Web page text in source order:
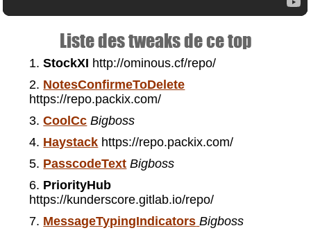
Liste des tweaks de ce top
StockXI http://ominous.cf/repo/
NotesConfirmeToDelete
https://repo.packix.com/
CoolCc Bigboss
Haystack https://repo.packix.com/
PasscodeText Bigboss
PriorityHub
https://kunderscore.gitlab.io/repo/
MessageTypingIndicators Bigboss